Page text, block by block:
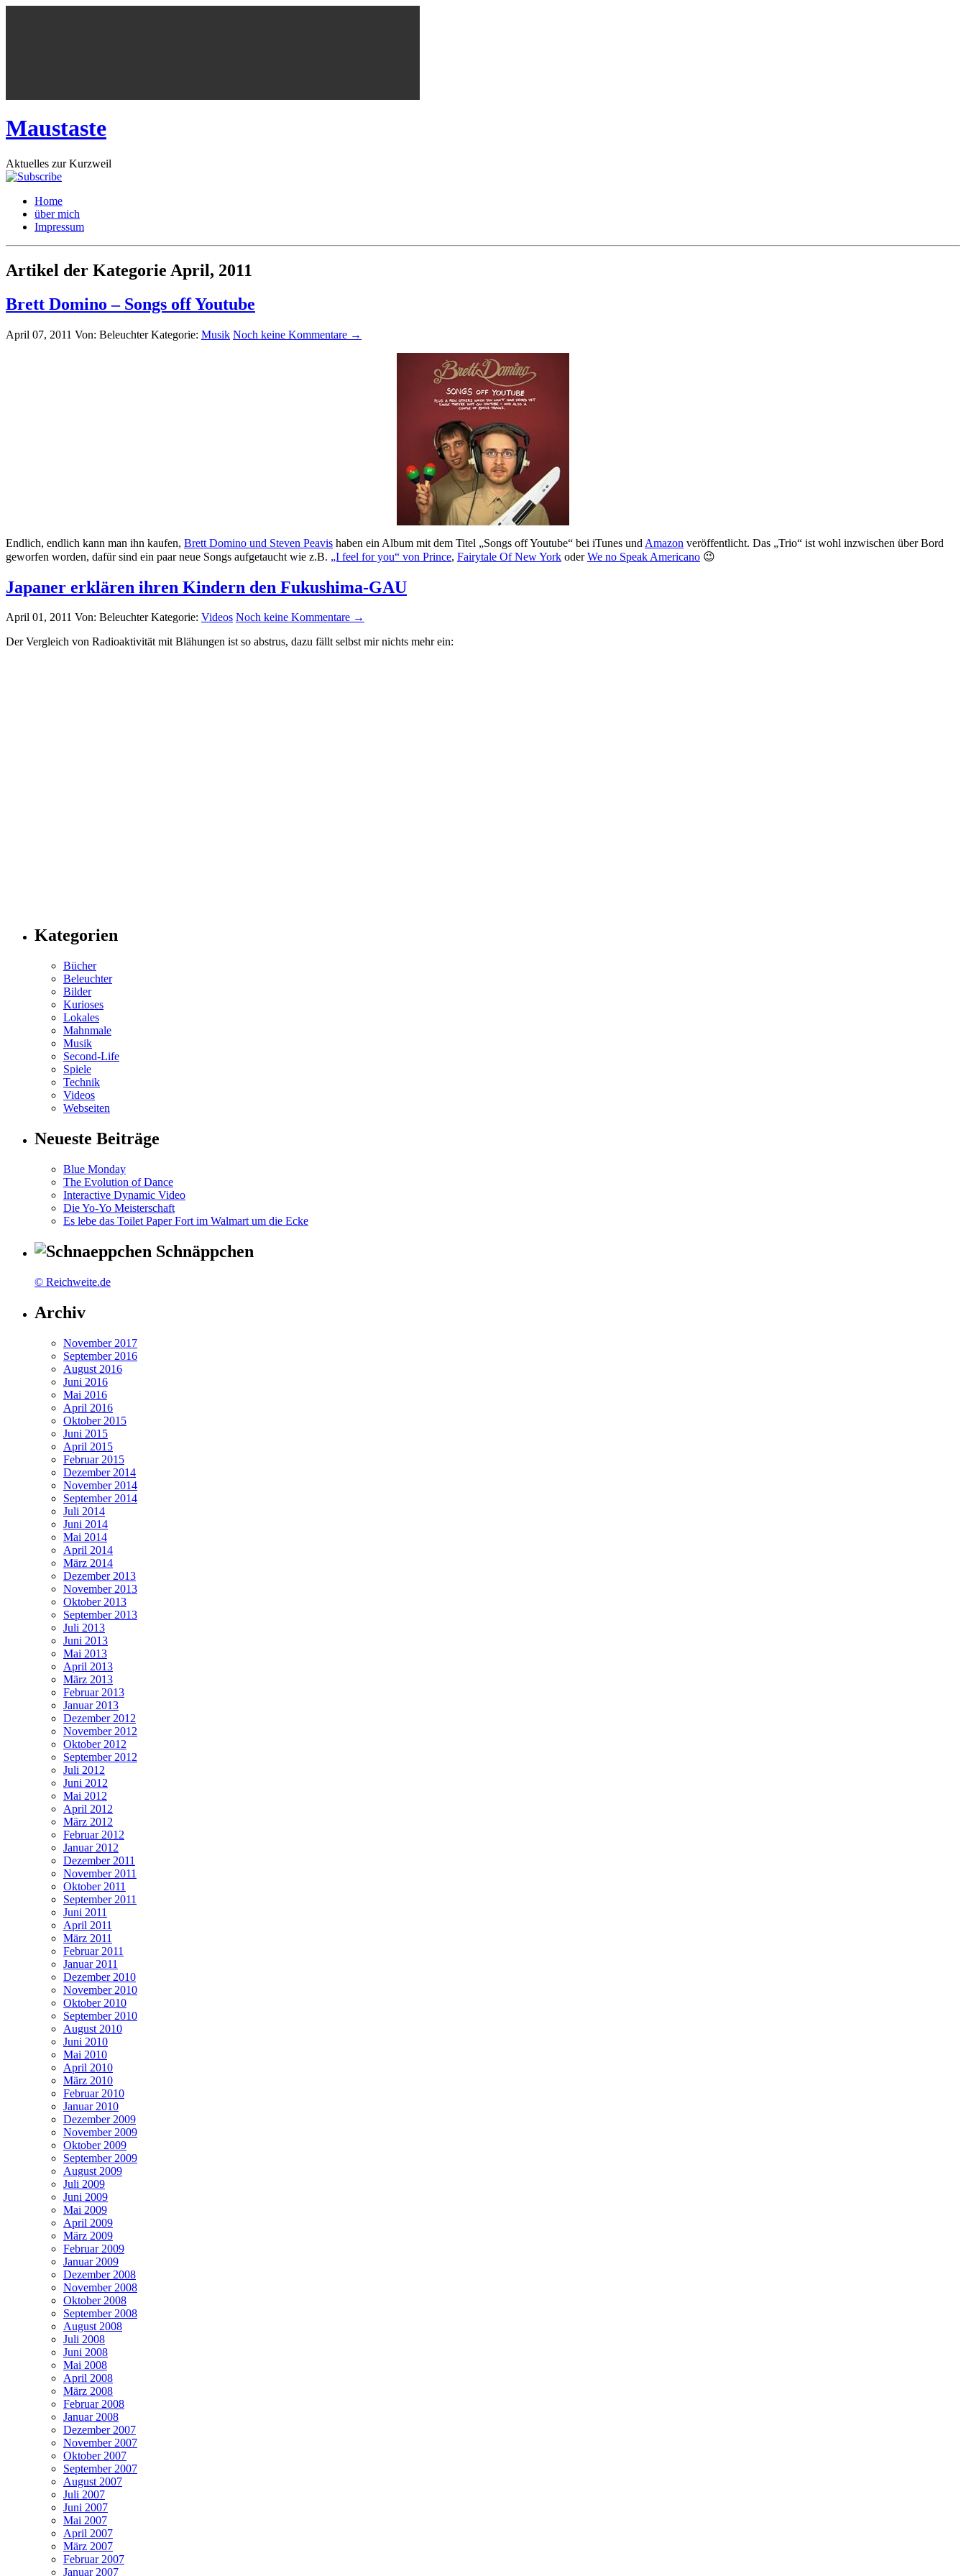
Maustaste
Aktuelles zur Kurzweil
Home
über mich
Impressum
Artikel der Kategorie April, 2011
Brett Domino – Songs off Youtube
April 07, 2011 Von: BeleuchterKategorie: Musik Noch keine Kommentare →
Endlich, endlich kann man ihn kaufen, Brett Domino und Steven Peavis haben ein Album mit dem Titel „Songs off Youtube“ bei iTunes und Amazon veröffentlicht. Das „Trio“ ist wohl inzwischen über Bord
geworfen worden, dafür sind ein paar neue Songs aufgetaucht wie z.B. „I feel for you“ von Prince, Fairytale Of New York oderWe no Speak Americano 😉
Japaner erklären ihren Kindern den Fukushima-GAU
April 01, 2011 Von: BeleuchterKategorie: Videos Noch keine Kommentare →
Der Vergleich von Radioaktivität mit Blähungen ist so abstrus, dazu fällt selbst mir nichts mehr ein:
Kategorien
Bücher
Beleuchter
Bilder
Kurioses
Lokales
Mahnmale
Musik
Second-Life
Spiele
Technik
Videos
Webseiten
Neueste Beiträge
Blue Monday
The Evolution of Dance
Interactive Dynamic Video
Die Yo-Yo Meisterschaft
Es lebe das Toilet Paper Fort im Walmart um die Ecke
Schnäppchen
© Reichweite.de
Archiv
November 2017
September 2016
August 2016
Juni 2016
Mai 2016
April 2016
Oktober 2015
Juni 2015
April 2015
Februar 2015
Dezember 2014
November 2014
September 2014
Juli 2014
Juni 2014
Mai 2014
April 2014
März 2014
Dezember 2013
November 2013
Oktober 2013
September 2013
Juli 2013
Juni 2013
Mai 2013
April 2013
März 2013
Februar 2013
Januar 2013
Dezember 2012
November 2012
Oktober 2012
September 2012
Juli 2012
Juni 2012
Mai 2012
April 2012
März 2012
Februar 2012
Januar 2012
Dezember 2011
November 2011
Oktober 2011
September 2011
Juni 2011
April 2011
März 2011
Februar 2011
Januar 2011
Dezember 2010
November 2010
Oktober 2010
September 2010
August 2010
Juni 2010
Mai 2010
April 2010
März 2010
Februar 2010
Januar 2010
Dezember 2009
November 2009
Oktober 2009
September 2009
August 2009
Juli 2009
Juni 2009
Mai 2009
April 2009
März 2009
Februar 2009
Januar 2009
Dezember 2008
November 2008
Oktober 2008
September 2008
August 2008
Juli 2008
Juni 2008
Mai 2008
April 2008
März 2008
Februar 2008
Januar 2008
Dezember 2007
November 2007
Oktober 2007
September 2007
August 2007
Juli 2007
Juni 2007
Mai 2007
April 2007
März 2007
Februar 2007
Januar 2007